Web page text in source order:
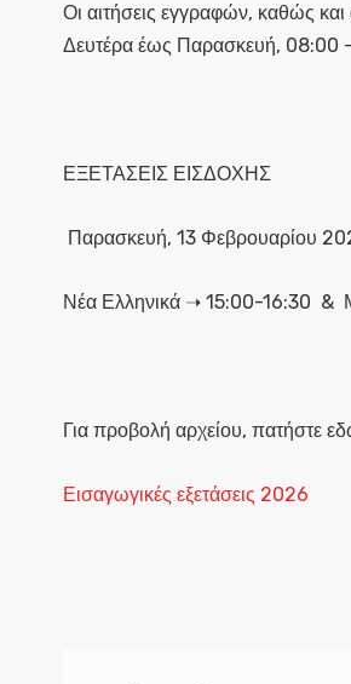
Οι αιτήσεις εγγραφών, καθώς
Δευτέρα έως Παρασκευή, 08:00
ΕΞΕΤΑΣΕΙΣ ΕΙΣΔΟΧΗΣ
Παρασκευή, 13 Φεβρουαρίου
Νέα Ελληνικά ➝ 15:00-16:30 &
Για προβολή αρχείου, πατήστε
Εισαγωγικές εξετάσεις 2026